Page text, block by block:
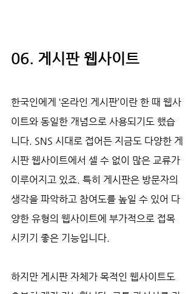
06. 게시판 웹사이트
한국인에게 ‘온라인 게시판’이란 한 때 웹사
이트와 동일한 개념으로 사용되기도 했습
니다. SNS 시대로 접어든 지금도 다양한 게
시판 웹사이트에서 셀 수 없이 많은 교류가
이루어지고 있죠. 특히 게시판은 방문자의
생각을 파악하고 참여도를 높일 수 있어 다
양한 유형의 웹사이트에 부가적으로 접목
시키기 좋은 기능입니다.
하지만 게시판 자체가 목적인 웹사이트도